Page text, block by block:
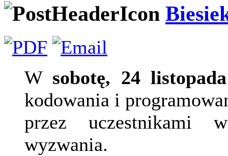
W sobotę, 24 listopada
kodowania i
przez uczestnikami
wyzwania.